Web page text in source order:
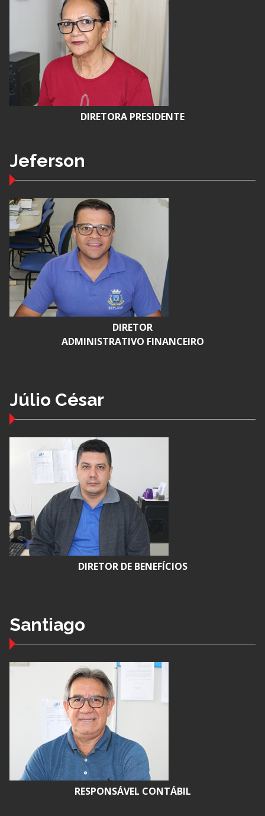
DIRETORA PRESIDENTE
Jeferson
DIRETOR
ADMINISTRATIVO FINANCEIRO
Júlio César
DIRETOR DE BENEFÍCIOS
Santiago
RESPONSÁVEL CONTÁBIL